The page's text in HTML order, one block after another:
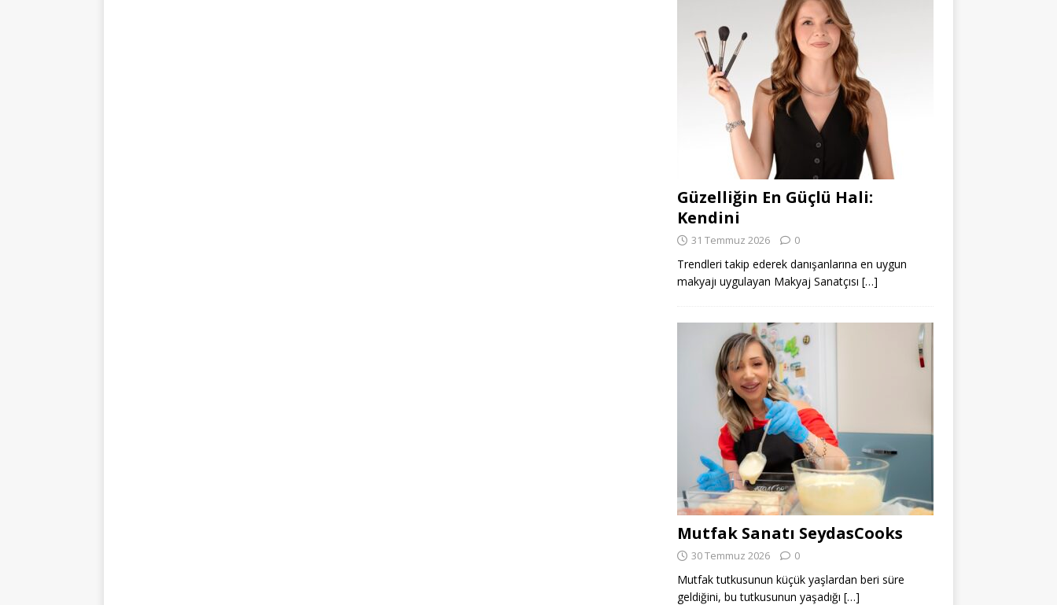
Güzelliğin En Güçlü Hali:
Kendini
31 Temmuz 2026 0
Trendleri takip ederek danışanlarına en uygun
makyajı uygulayan Makyaj Sanatçısı […]
Mutfak Sanatı SeydasCooks
30 Temmuz 2026 0
Mutfak tutkusunun küçük yaşlardan beri süre
geldiğini, bu tutkusunun yaşadığı […]